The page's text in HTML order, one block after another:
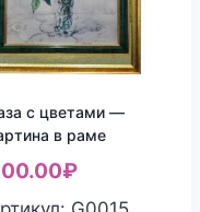
с цветами —
в раме
₽